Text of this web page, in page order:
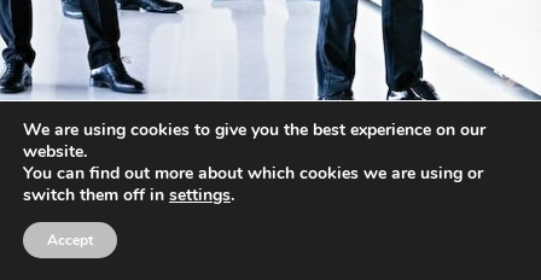
We are using cookies to give you the best experience on our
website.
You can find out more about which cookies we are using or
switch them off in settings.
Accept